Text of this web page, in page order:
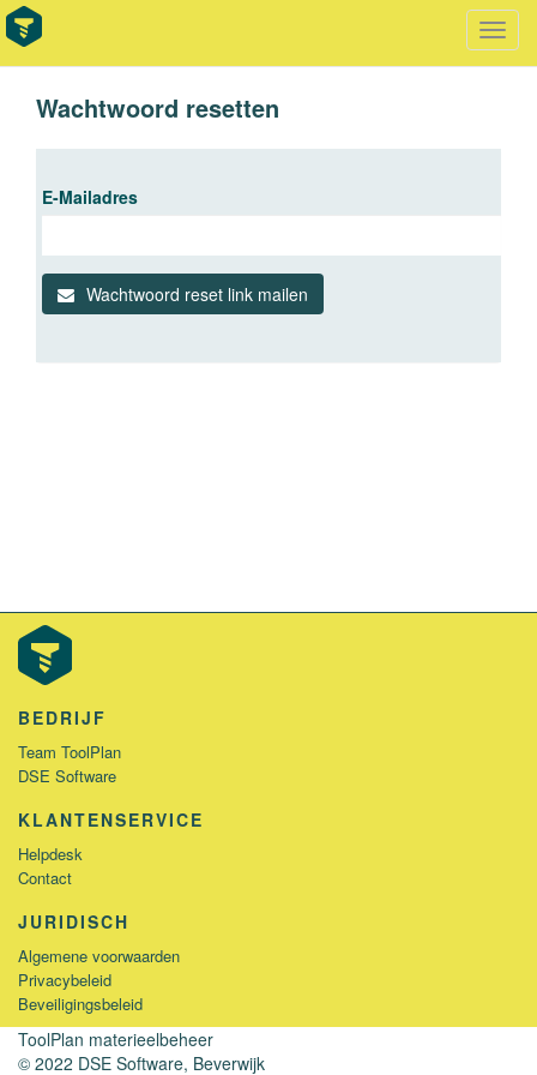
Wachtwoord resetten
E-Mailadres
Wachtwoord reset link mailen
BEDRIJF
Team ToolPlan
DSE Software
KLANTENSERVICE
Helpdesk
Contact
JURIDISCH
Algemene voorwaarden
Privacybeleid
Beveiligingsbeleid
ToolPlan materieelbeheer
© 2022 DSE Software, Beverwijk
ToolPlan materieelbeheer
© 2022 DSE Software, Beverwijk